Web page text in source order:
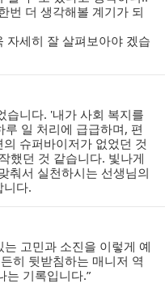
번 더 생각해볼 계기가 되
자세히 잘 살펴보아야 겠습
습니다. '내가 사회 복지를
일 처리에 급급하며, 편
슈퍼바이저가 없었던 것
했던 것 같습니다. 빛나게
춰서 실천하시는 선생님의
니다.
고민과 소진을 이렇게 예
히 뒷받침하는 매니저 역
는 기록입니다.”